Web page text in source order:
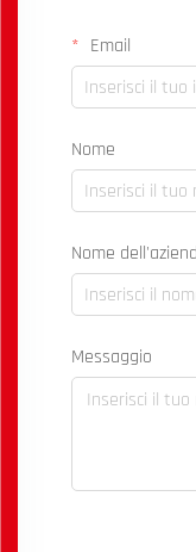
Email
Nome
Nome
Messaggio